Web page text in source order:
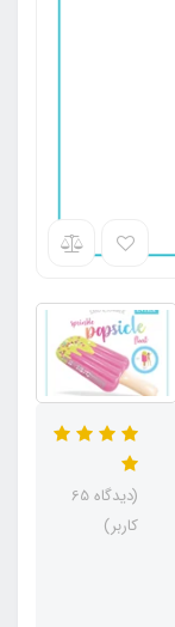
(دیدگاه 65
کاربر)